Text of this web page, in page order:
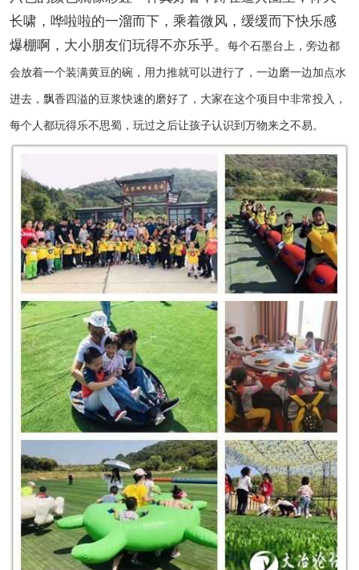
长啸，哗啦啦的一溜而下，乘着微风，缓缓而下快乐感
爆棚啊，大小朋友们玩得不亦乐乎。
每个石墨台上，旁边都
会放着一个装满黄豆的碗，用力推就可以进行了，一边磨一边加点水
进去，飘香四溢的豆浆快速的磨好了，大家在这个项目中非常投入，
每个人都玩得乐不思蜀，玩过之后让孩子认识到万物来之不易。